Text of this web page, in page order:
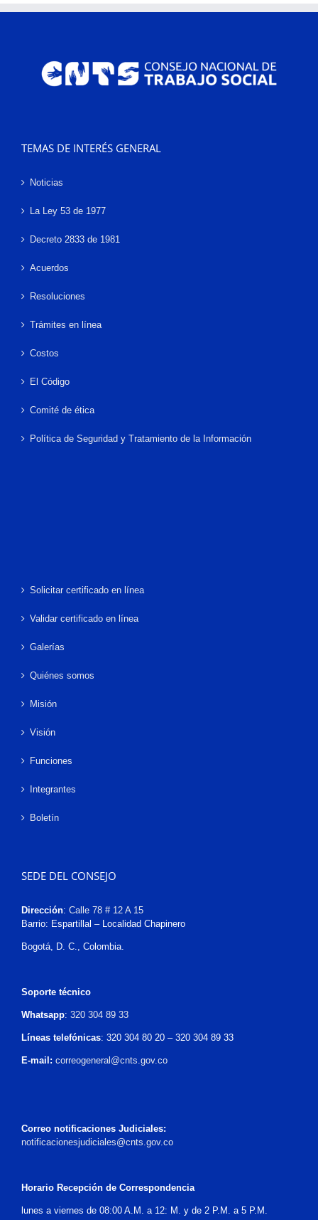
TEMAS DE INTERÉS GENERAL
Noticias
La Ley 53 de 1977
Decreto 2833 de 1981
Acuerdos
Resoluciones
Trámites en línea
Costos
El Código
Comité de ética
Política de Seguridad y Tratamiento de la Información
Solicitar certificado en línea
Validar certificado en línea
Galerías
Quiénes somos
Misión
Visión
Funciones
Integrantes
Boletín
SEDE DEL CONSEJO
Dirección: Calle 78 # 12 A 15
Barrio: Espartillal – Localidad Chapinero
Bogotá, D. C., Colombia.
Soporte técnico
Whatsapp: 320 304 89 33
Líneas telefónicas: 320 304 80 20 – 320 304 89 33
E-mail: correogeneral@cnts.gov.co
Correo notificaciones Judiciales:
notificacionesjudiciales@cnts.gov.co
Horario Recepción de Correspondencia
lunes a viernes de 08:00 A.M. a 12: M. y de 2 P.M. a 5 P.M.